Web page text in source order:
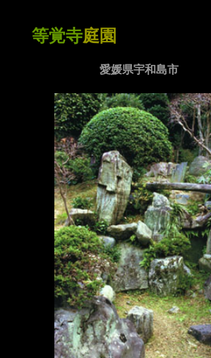
等覚寺庭園
愛媛県宇和島市